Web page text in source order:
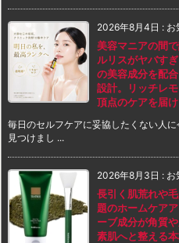
2026年8月4日 : お
美容マニアの間
ルリスがヤバす
の美容成分を配
設計。リッチレ
頂点のケアを届け
毎日のセルフケアに妥協したくない人
見つけまし ...
2026年8月3日 : お
長引く肌荒れや
題のホームケア
ーブ成分が角質
素肌へと整える